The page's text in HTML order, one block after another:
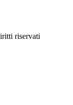
riservati